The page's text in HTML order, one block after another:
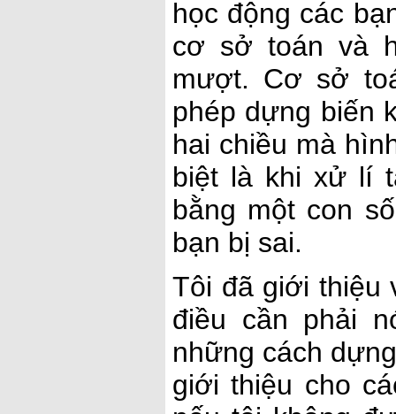
học động các
cơ sở toán và
mượt. Cơ sở
phép dựng biến
hai chiều mà
biệt là khi xử lí
bằng một con
bạn bị sai.
Tôi đã giới thiệu
điều cần phải
những cách
giới thiệu cho